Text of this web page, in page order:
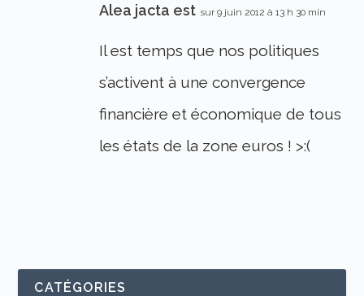
Alea jacta est sur 9 juin 2012 à 13 h 30 min
Il est temps que nos politiques
s’activent à une convergence
financière et économique de tous
les états de la zone euros ! >:(
CATÉGORIES